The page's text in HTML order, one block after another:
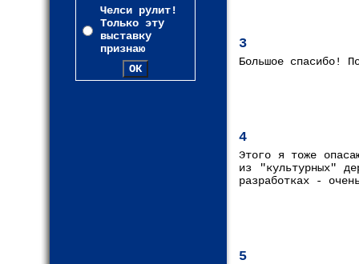
Челси рулит!
Только эту
выставку
признаю
3
Большое спасибо!
4
Этого я тоже
из "культурных"
разработках -
5